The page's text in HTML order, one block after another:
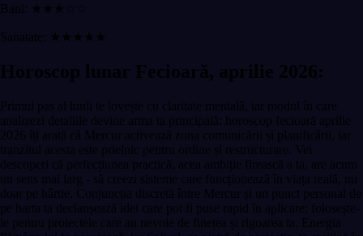
Bani: ★★★☆☆
Sanatate: ★★★★★
Horoscop lunar Fecioară, aprilie 2026:
Primul pas al lunii te lovește cu claritate mentală, iar modul în care
analizezi detaliile devine arma ta principală: horoscop fecioară aprilie
2026 îți arată că Mercur activează zona comunicării și planificării, iar
tranzitul acesta este prielnic pentru ordine și restructurare. Vei
descoperi că perfecțiunea practică, acea ambiție firească a ta, are acum
un sens mai larg - să creezi sisteme care funcționează în viața reală, nu
doar pe hârtie. Conjuncția discretă între Mercur și un punct personal de
pe harta ta declanșează idei care pot fi puse rapid în aplicare; folosește-
le pentru proiectele care au nevoie de finețea și rigoarea ta. Energia